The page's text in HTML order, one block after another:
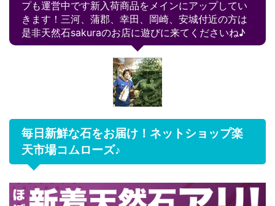
プも運営中です新入荷商品をメインにアップしてい
きます！三河、蒲郡、幸田、岡崎、安城付近の方は
是非天然石sakuraのお店に遊びに来てくださいね♪
毎日新鮮な石をお届け！ネットショップ楽
天市場コムローズ♪